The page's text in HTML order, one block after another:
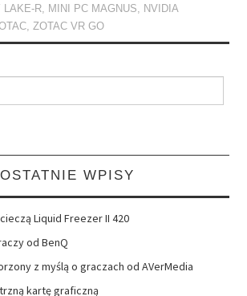
LAKE-R, MINI PC MAGNUS, NVIDIA
,ZOTAC VR GO
OSTATNIE WPISY
Liquid Freezer II 420
od BenQ
z myślą o graczach od AVerMedia
kartę graficzną